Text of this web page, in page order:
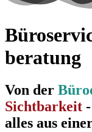
beratung
Von der
Sichtbarkeit -
alles aus